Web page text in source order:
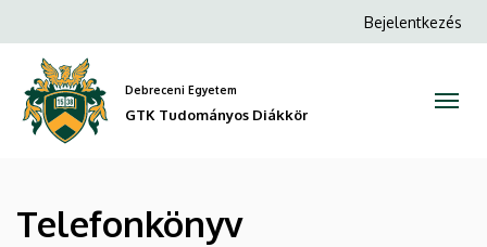
GTK
Tudományos
Diákkör
a
tartalomra
Anonim
Bejelentkezés
Debreceni Egyetem
GTK Tudományos Diákkör
Telefonkönyv